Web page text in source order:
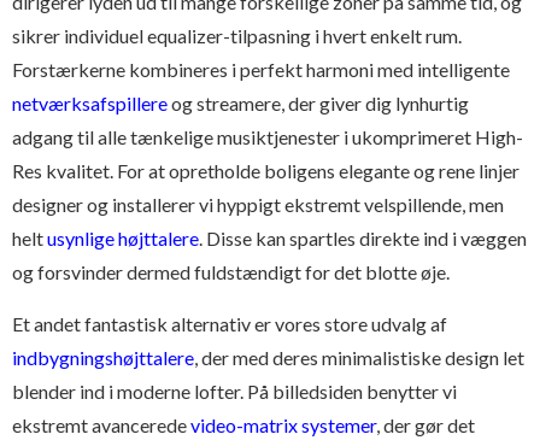
sikrer individuel equalizer-tilpasning i hvert enkelt rum.
Forstærkerne kombineres i perfekt harmoni med intelligente
netværksafspillereog streamere, der giver dig lynhurtig
adgang til alle tænkelige musiktjenester i ukomprimeret High-
Res kvalitet. For at opretholde boligens elegante og rene linjer
designer og installerer vi hyppigt ekstremt velspillende, men
heltusynlige højttalere. Disse kan spartles direkte ind i væggen
og forsvinder dermed fuldstændigt for det blotte øje.
Et andet fantastisk alternativ er vores store udvalg af
indbygningshøjttalere, der med deres minimalistiske design let
blender ind i moderne lofter. På billedsiden benytter vi
ekstremt avanceredevideo-matrix systemer, der gør det